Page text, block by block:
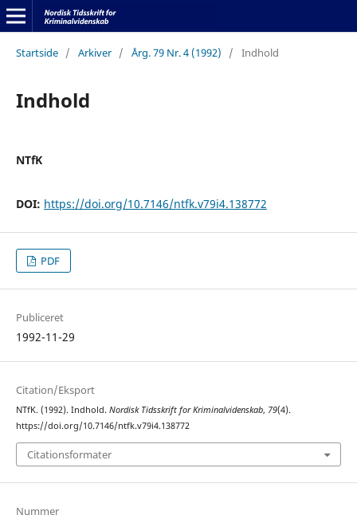
Startside / Arkiver / Årg. 79 Nr. 4 (1992) / Indhold
Indhold
NTfK
DOI: https://doi.org/10.7146/ntfk.v79i4.138772
PDF
Publiceret
1992-11-29
Citation/Eksport
NTfK. (1992). Indhold. Nordisk Tidsskrift for Kriminalvidenskab, 79(4).
https://doi.org/10.7146/ntfk.v79i4.138772
Citationsformater
Nummer